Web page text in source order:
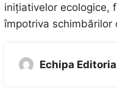
inițiativelor ecologice,
împotriva schimbărilor
Echipa